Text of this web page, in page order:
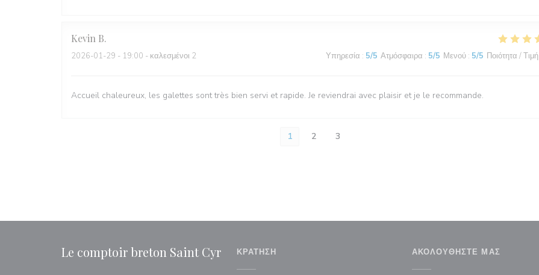
Kevin B
2026-01-29 - 19:00 - καλεσμένοι 2 Υπηρεσία : 5/5 Ατμόσφαιρα : 5/5 Μενού : 5/5 Ποιότητα / Τιμή
Accueil chaleureux, les galettes sont très bien servi et rapide. Je reviendrai avec plaisir et je le recommande.
1 2 3
Le comptoir breton Saint Cyr ΚΡΆΤΗΣΗ ΑΚΟΛΟΥΘΉΣΤΕ ΜΑΣ